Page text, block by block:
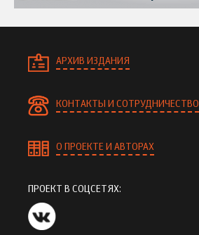
АРХИВ ИЗДАНИЯ
КОНТАКТЫ И СОТРУДНИЧЕСТВО
О ПРОЕКТЕ И АВТОРАХ
ПРОЕКТ В СОЦСЕТЯХ: